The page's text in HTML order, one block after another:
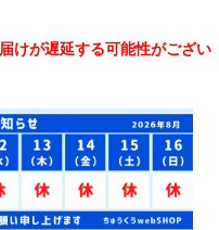
けが遅延する可能性がござい